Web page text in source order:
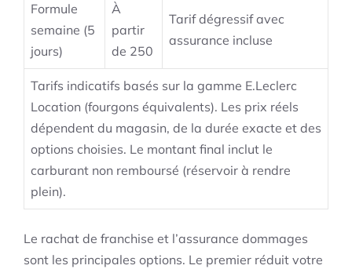
Formule
semaine (5
jours)
À
partir
de 250
Tarif dégressif avec
assurance incluse
Tarifs indicatifs basés sur la gamme E.Leclerc
Location (fourgons équivalents). Les prix réels
dépendent du magasin, de la durée exacte et des
options choisies. Le montant final inclut le
carburant non remboursé (réservoir à rendre
plein).
Le rachat de franchise et l’assurance dommages
sont les principales options. Le premier réduit votre